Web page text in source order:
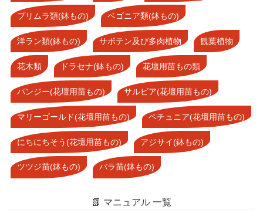
プリムラ類(鉢もの) ベゴニア類(鉢もの)
洋ラン類(鉢もの) サボテン及び多肉植物 観葉植物
花木類 ドラセナ(鉢もの) 花壇用苗もの類
パンジー(花壇用苗もの) サルビア(花壇用苗もの)
マリーゴールド(花壇用苗もの) ペチュニア(花壇用苗もの)
にちにちそう(花壇用苗もの) アジサイ(鉢もの)
ツツジ苗(鉢もの) バラ苗(鉢もの)
📗 マニュアル 一覧